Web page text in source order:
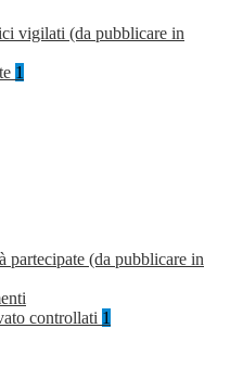
vigilati (da pubblicare in
1
partecipate (da pubblicare in
controllati 1